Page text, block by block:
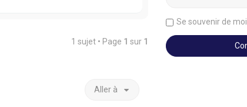
1 sujet • Page 1 sur 1
Aller à
Se souvenir de moi